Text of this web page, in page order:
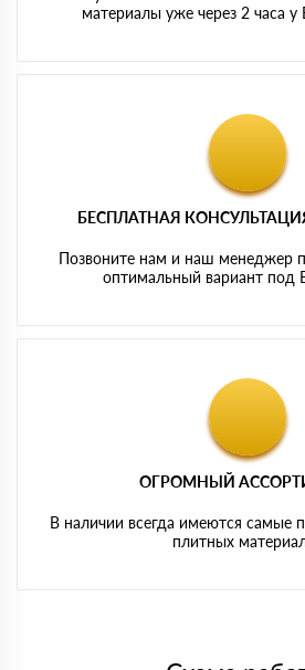
материалы уже через 2 часа у
БЕСПЛАТНАЯ
Позвоните нам и наш менеджер
оптимальный вариант
ОГРОМНЫЙ
В наличии всегда имеются самые
плитных